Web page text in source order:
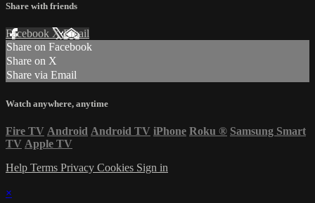
Share with friends
Facebook XEmail
Share on Facebook
Share on X
Share via Email
Watch anywhere, anytime
Fire TV Android Android TV iPhone Roku ® Samsung Smart
TV Apple TV
Help Terms Privacy Cookies Sign in
×